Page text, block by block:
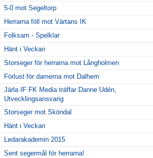
5-0 mot Segeltorp
Herrarna föll mot Värtans IK
Folksam - Spelklar
Hänt i Veckan
Storseger för herrarna mot Långholmen
Förlust för damerna mot Dalhem
Järla IF FK Media träffar Danne Udén,
Utvecklingsansvarig
Storseger mot Sköndal
Hänt i Veckan
Ledarakademin 2015
Sent segermål för herrarna!